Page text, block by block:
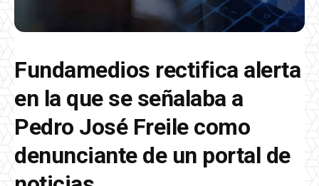
Fundamedios rectifica alerta
en la que se señalaba a
Pedro José Freile como
denunciante de un portal de